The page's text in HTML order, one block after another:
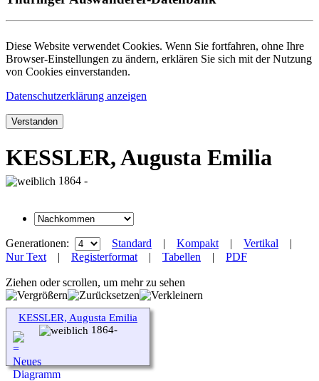
Diese Website verwendet Cookies. Wenn Sie fortfahren, ohne Ihre
Browser-Einstellungen zu ändern, erklären Sie sich mit der Nutzung
von Cookies einverstanden.
Datenschutzerklärung anzeigen
Verstanden
KESSLER, Augusta Emilia
1864 -
Generationen: Standard | Kompakt | Vertikal |
Nur Text | Registerformat | Tabellen | PDF
Ziehen oder scrollen, um mehr zu sehen
KESSLER, Augusta Emilia
1864-